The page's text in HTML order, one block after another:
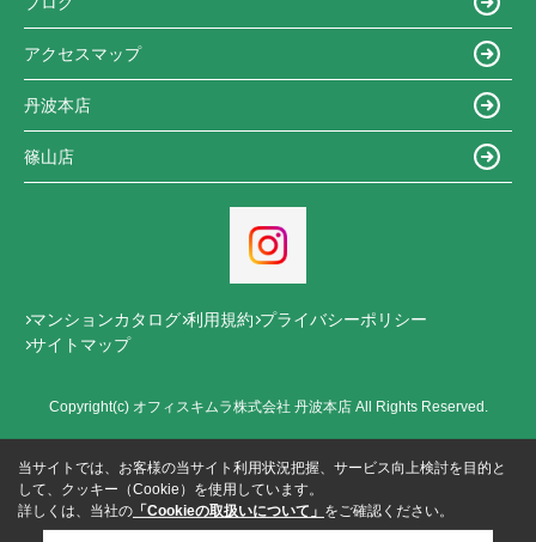
アクセスマップ
丹波本店
篠山店
マンションカタログ 利用規約 プライバシーポリシー
サイトマップ
Copyright(c) オフィスキムラ株式会社 丹波本店 All Rights Reserved.
当サイトでは、お客様の当サイト利用状況把握、サービス向上検討を目的と
して、クッキー（Cookie）を使用しています。
詳しくは、当社の 「Cookieの取扱いについて」 をご確認ください。